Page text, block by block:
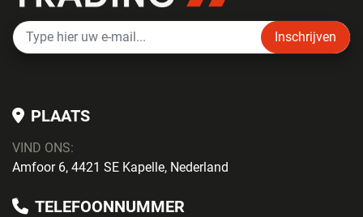
Inschrijven
PLAATS
VIND ONS:
Amfoor 6, 4421 SE Kapelle, Nederland
TELEFOONNUMMER